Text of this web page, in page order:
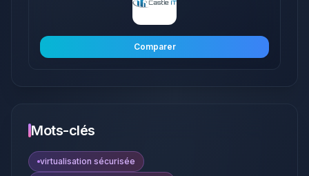
Comparer
Mots-clés
virtualisation sécurisée